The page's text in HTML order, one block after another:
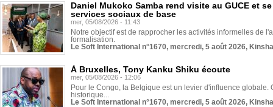
Daniel Mukoko Samba rend visite au GUCE et
services sociaux de base
mer, 05/08/2026 - 11:43
Notre objectif est de rapprocher les activités informelles de
formalisation.
Le Soft International n°1670, mercredi, 5 août 2026,
À Bruxelles, Tony Kanku Shiku écoute
mer, 05/08/2026 - 12:06
Pour le Congo, la Belgique est un levier d'influence globale.
historique...
Le Soft International n°1670, mercredi, 5 août 2026,